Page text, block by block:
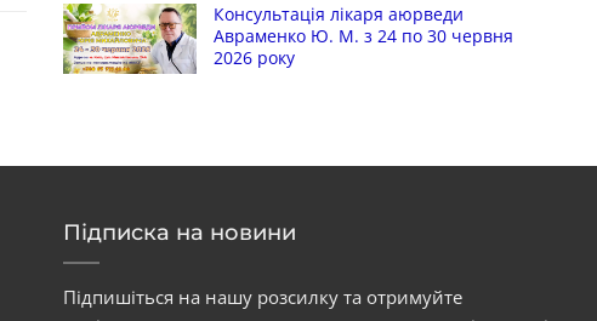
Консультація лікаря аюрведи
Авраменко Ю. М. з 24 по 30 червня
2026 року
Підписка на новини
Підпишіться на нашу розсилку та отримуйте